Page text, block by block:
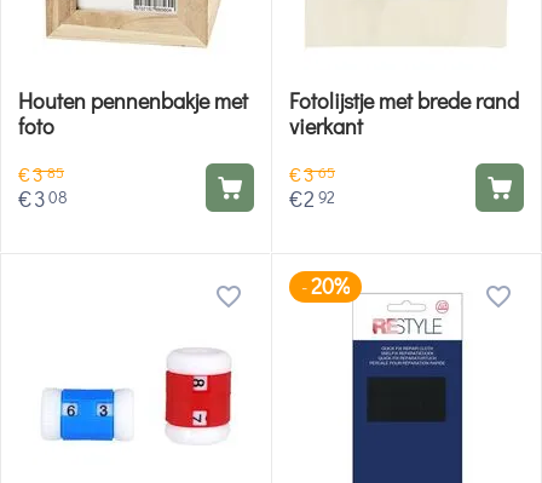
Houten pennenbakje met
foto
€385
€308
Fotolijstje met brede rand
vierkant
€365
€2 92
-20%